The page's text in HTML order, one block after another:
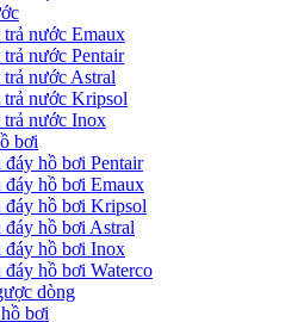
trả nước Emaux
nước Pentair
nước Astral
trả nước Kripsol
trả nước Inox
bơi
đáy hồ bơi Pentair
đáy hồ bơi Emaux
đáy hồ bơi Kripsol
đáy hồ bơi Astral
đáy hồ bơi Inox
đáy hồ bơi Waterco
dòng
bơi